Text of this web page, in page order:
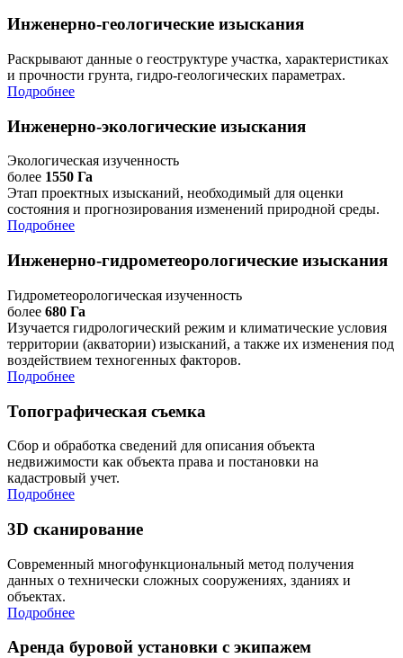
Инженерно-геологические изыскания
Раскрывают данные о геоструктуре участка, характеристиках
и прочности грунта, гидро-геологических параметрах.
Подробнее
Инженерно-экологические изыскания
Экологическая изученность
более 1550 Га
Этап проектных изысканий, необходимый для оценки
состояния и прогнозирования изменений природной среды.
Подробнее
Инженерно-гидрометеорологические изыскания
Гидрометеорологическая изученность
более 680 Га
Изучается гидрологический режим и климатические условия
территории (акватории) изысканий, а также их изменения под
воздействием техногенных факторов.
Подробнее
Топографическая съемка
Сбор и обработка сведений для описания объекта
недвижимости как объекта права и постановки на
кадастровый учет.
Подробнее
3D сканирование
Современный многофункциональный метод получения
данных о технически сложных сооружениях, зданиях и
объектах.
Подробнее
Аренда буровой установки с экипажем